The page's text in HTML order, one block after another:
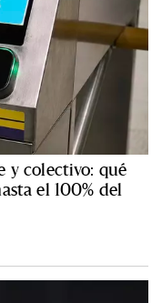
y colectivo: qué
el 100% del